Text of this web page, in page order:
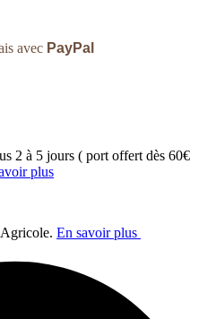
avec PayPal
2 à 5 jours ( port offert dès 60€
plus
En savoir plus